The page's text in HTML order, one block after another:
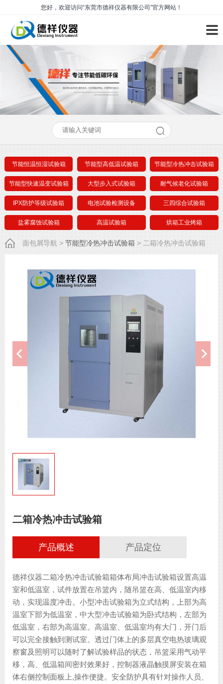
您好，欢迎访问“东莞市德祥仪器有限公司”官方网站！
节能恒温恒湿试验箱 节能型高低温试验箱 节能型冷热冲击试验箱
节能型快速温变试验箱 大型步入式试验箱 耐气候老化试验箱
IPX防护等级试验箱 电池试验检测设备 三四综合试验箱
盐雾腐蚀试验箱 高温试验箱 烘箱工业烤箱
面包屑导航 > 节能型冷热冲击试验箱 > 二箱冷热冲击试验箱
二箱冷热冲击试验箱
产品概述 产品定位
德祥仪器二箱冷热冲击试验箱箱体布局冲击试验箱设置高温
室和低温室，试件放置在吊篮内，随吊篮在高、低温室内移
动，实现温度冲击。小型冲击试验箱为立式结构，上部为高
温室下部为低温室，中大型冲击试验箱为卧式结构，左部为
低温室，右部为高温室。高温室、低温室均有大门，开门后
可以完全接触到测试室。透过门体上的多层真空电热玻璃观
察窗及照明可以随时了解试验样品的状态，吊篮采用气动平
移，高、低温箱间密封效果好，控制器液晶触摸屏安装在箱
体右侧控制面板上,操作便捷。安全防护具有针对操作人员、